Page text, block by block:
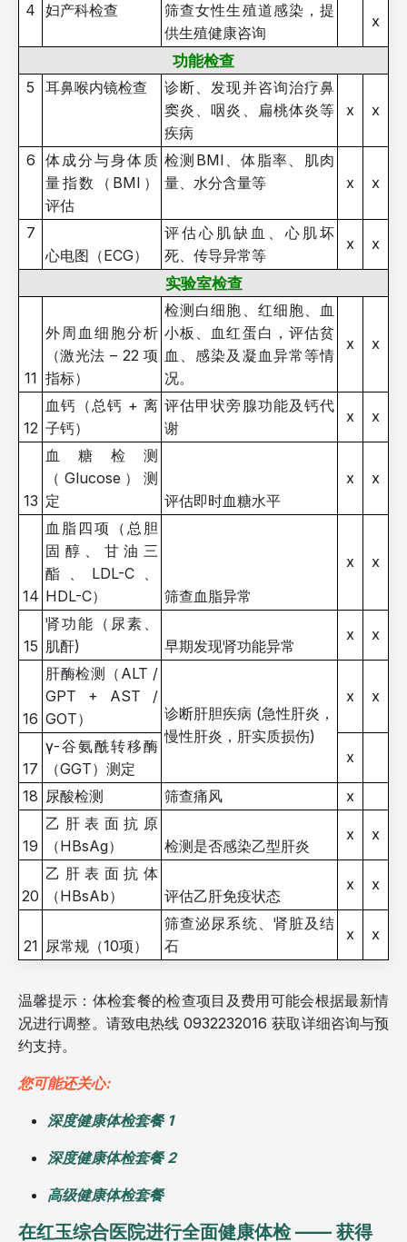
4 妇产科检查
筛查女性生殖道感染，提
供生殖健康咨询
x
功能检查
5 耳鼻喉内镜检查
诊断、发现并咨询治疗鼻
窦炎、咽炎、扁桃体炎等
疾病
x x
6 体成分与身体质
量指数（BMI）
评估
检测BMI、体脂率、肌肉
量、水分含量等
x x
7
心电图（ECG）
评估心肌缺血、心肌坏
死、传导异常等
x x
实验室检查
11
外周血细胞分析
（激光法 – 22 项
指标）
检测白细胞、红细胞、血
小板、血红蛋白，评估贫
血、感染及凝血异常等情
况。
x x
12
血钙（总钙 + 离
子钙）
评估甲状旁腺功能及钙代
谢
x x
13
血糖检测
（Glucose）测
定
评估即时血糖水平
x x
14
血脂四项（总胆
固醇、甘油三
酯、LDL-C、
HDL-C）
筛查血脂异常
x x
15
肾功能（尿素、
肌酐)
早期发现肾功能异常
x x
16
肝酶检测（ALT /
GPT + AST /
GOT）
诊断肝胆疾病 (急性肝炎，
慢性肝炎，肝实质损伤)
x x
17
γ-谷氨酰转移酶
（GGT）测定
x
18 尿酸检测 筛查痛风 x
19
乙肝表面抗原
（HBsAg）
检测是否感染乙型肝炎
x x
20
乙肝表面抗体
（HBsAb）
评估乙肝免疫状态
x x
21 尿常规（10项）
筛查泌尿系统、肾脏及结
石
x x
温馨提示：体检套餐的检查项目及费用可能会根据最新情
况进行调整。请致电热线 0932232016 获取详细咨询与预
约支持。
您可能还关心:
深度健康体检套餐 1
深度健康体检套餐 2
高级健康体检套餐
在红玉综合医院进行全面健康体检 —— 获得